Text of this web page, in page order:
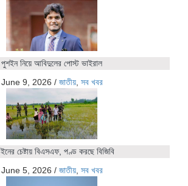
পুশইন নিয়ে আবিদুলের পোস্ট ভাইরাল
June 9, 2026 / জাতীয়, সব খবর
চেষ্টায় বিএসএফ, পণ্ড করছে বিজিবি
June 5, 2026 / জাতীয়, সব খবর